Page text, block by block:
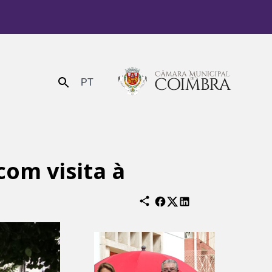
Enviar PT
visita à